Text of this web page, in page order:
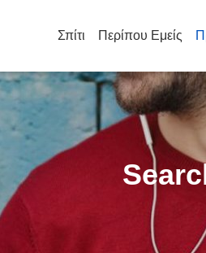
Σπίτι Περίπου Εμείς